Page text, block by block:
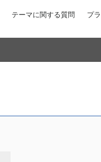
テーマに関する質問 プ